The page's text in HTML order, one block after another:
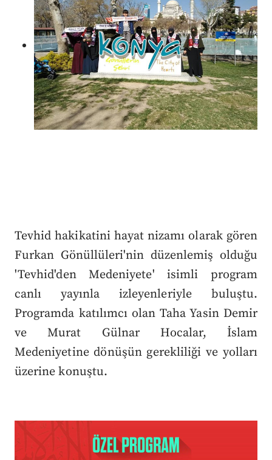
Tevhid hakikatini hayat nizamı olarak gören
Furkan Gönüllüleri'nin düzenlemiş olduğu
'Tevhid'den Medeniyete' isimli program
canlı yayınla izleyenleriyle buluştu.
Programda katılımcı olan Taha Yasin Demir
ve Murat Gülnar Hocalar, İslam
Medeniyetine dönüşün gerekliliği ve yolları
üzerine konuştu.